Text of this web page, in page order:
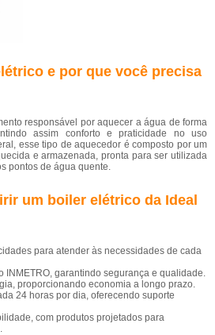
e por que você precisa
responsável por aquecer a água de forma
assim conforto e praticidade no uso
esse tipo de aquecedor é composto por um
e armazenada, pronta para ser utilizada
pontos de água quente.
um boiler elétrico da Ideal
para atender às necessidades de cada
INMETRO, garantindo segurança e qualidade.
proporcionando economia a longo prazo.
24 horas por dia, oferecendo suporte
com produtos projetados para